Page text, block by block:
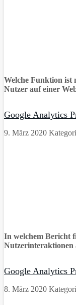
Welche Funktion ist
Nutzer auf einer
Google Analytics
9. März 2020
In welchem Bericht
Nutzerinteraktionen
Google Analytics
8. März 2020